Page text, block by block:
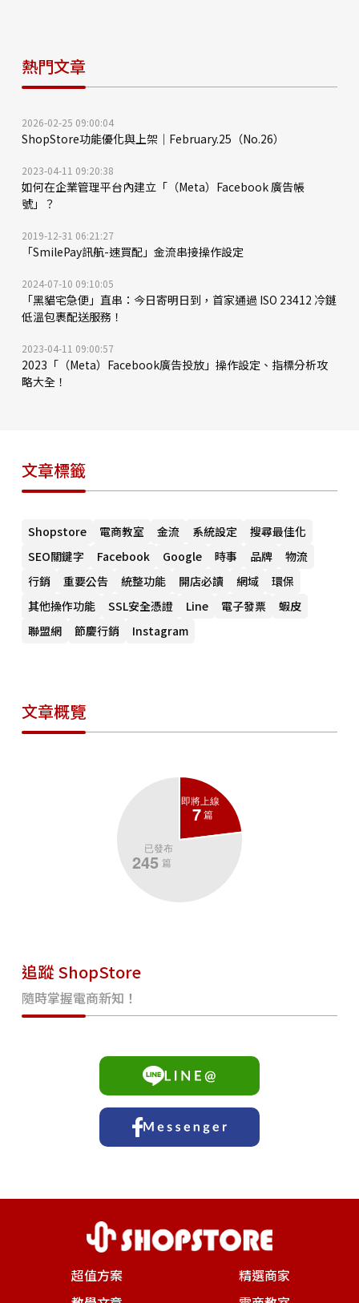
熱門文章
2026-02-25 09:00:04
ShopStore功能優化與上架｜February.25（No.26）
2023-04-11 09:20:38
如何在企業管理平台內建立「（Meta）Facebook 廣告帳
號」？
2019-12-31 06:21:27
「SmilePay訊航-速買配」金流串接操作設定
2024-07-10 09:10:05
「黑貓宅急便」直串：今日寄明日到，首家通過 ISO 23412 冷鏈
低溫包裹配送服務！
2023-04-11 09:00:57
2023「（Meta）Facebook廣告投放」操作設定、指標分析攻
略大全！
文章標籤
Shopstore 電商教室 金流 系統設定
搜尋最佳化
SEO關鍵字
Facebook Google 時事 品牌
物流
行銷
重要公告 統整功能 開店必讀 網域
環保
其他操作功能
SSL安全憑證 Line 電子發票
蝦皮
聯盟網
節慶行銷 Instagram
文章概覽
追蹤 ShopStore
隨時掌握電商新知！
超值方案
精選商家